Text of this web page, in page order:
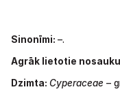
Sinonīmi: –.
Agrāk lietotie
Dzimta: Cyperaceae –